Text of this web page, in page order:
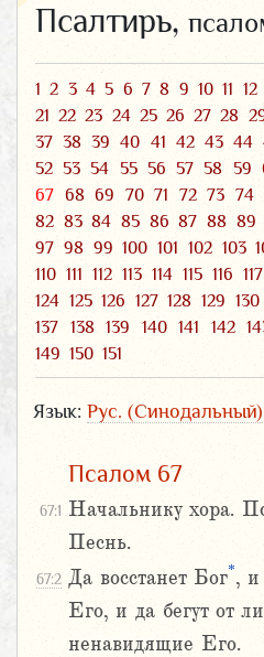
Псалтирь,
1 2 3 4 5 6 7 8 9 10 11 12
21 22 23 24 25 26 27 28
37 38 39 40 41 42 43 44
52 53 54 55 56 57 58 59
67 68 69 70 71 72 73 74
82 83 84 85 86 87 88 89
97 98 99 100 101 102 103
110 111 112 113 114 115 116 117
124 125 126 127 128 129 130
137
138 139 140 141 142
149 150 151
Язык: Рус. (Синодальный)
Псалом 67
67:1 Начальнику хора.
Песнь.
67:2 Да восстанет Бог*, и
Его, и да бегут от
ненавидящие Его.